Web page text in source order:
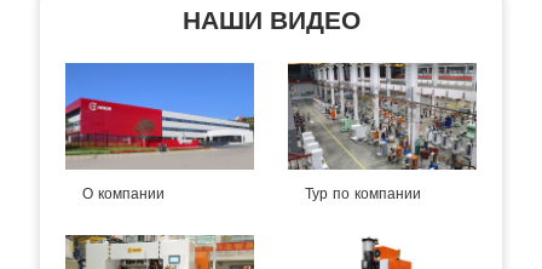
НАШИ ВИДЕО
О компании Тур по компании